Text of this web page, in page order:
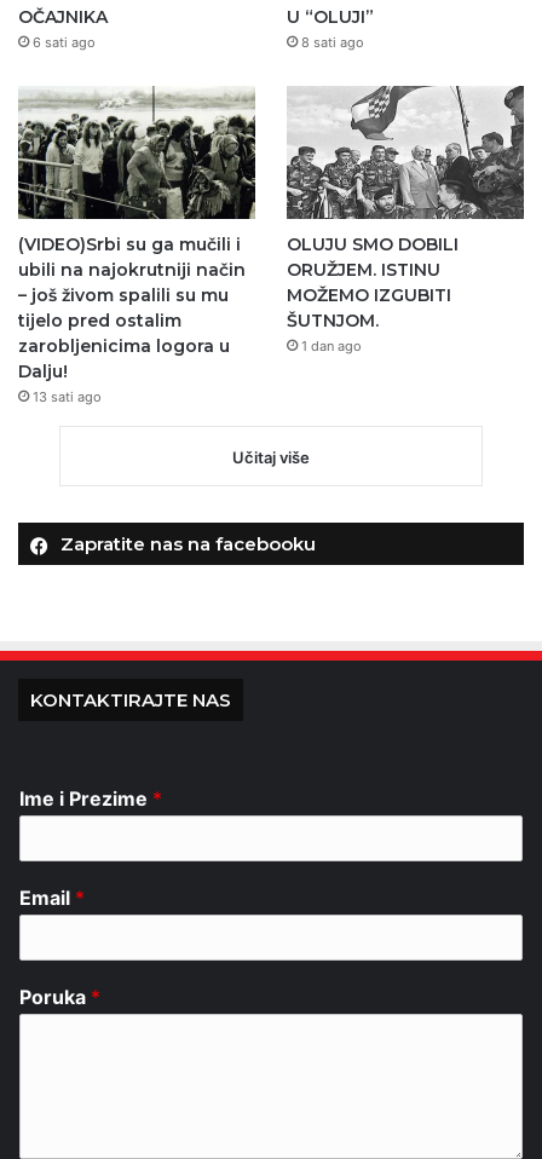
OČAJNIKA
6 sati ago
U “OLUJI”
8 sati ago
(VIDEO)Srbi su ga mučili i
ubili na najokrutniji način
– još živom spalili su mu
tijelo pred ostalim
zarobljenicima logora u
Dalju!
13 sati ago
OLUJU SMO DOBILI
ORUŽJEM. ISTINU
MOŽEMO IZGUBITI
ŠUTNJOM.
1 dan ago
Učitaj više
Zapratite nas na facebooku
KONTAKTIRAJTE NAS
Ime i Prezime *
Email *
Poruka *